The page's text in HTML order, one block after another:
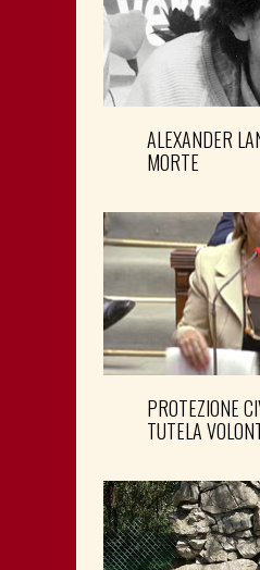
ALEXANDER
MORTE
PROTEZIONE
TUTELA